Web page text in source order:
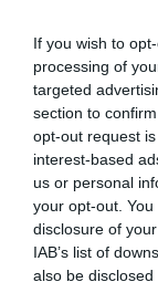
If you wish to
processing of
targeted
section to
opt-out request
interest-based
us or personal
your opt-out.
disclosure of
IAB’s list of
also be
λατρεύω.
σπιτιών που
Μάικλ
ένα σπίτι